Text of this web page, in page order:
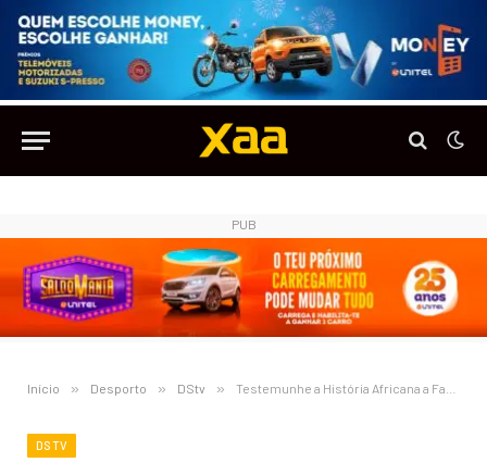
PUB
Início » Desporto » DStv » Testemunhe a História Africana a Fazer-se com a SuperSport a Transmitir em Directo Todos os 104 Jogos do Campeonato do Mundo de Futebol FIFA 2026
DSTV